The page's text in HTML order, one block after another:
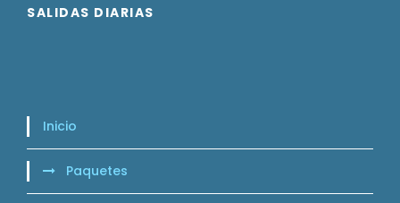
SALIDAS DIARIAS
Inicio
Paquetes